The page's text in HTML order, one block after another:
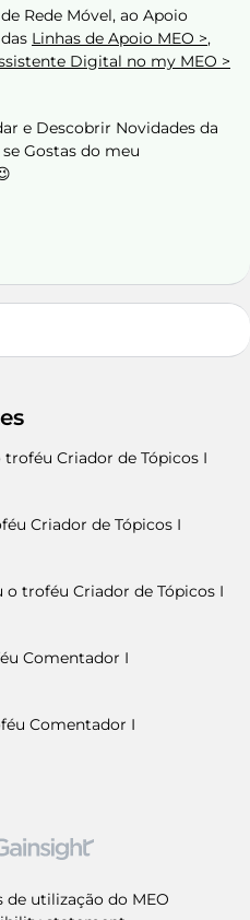
Rede Móvel, ao Apoio
Linhas de Apoio MEO >,
Digital no my MEO >
e Descobrir Novidades da
Gostas do meu
Criador de Tópicos I
Criador de Tópicos I
o troféu Criador de Tópicos I
Comentador I
Comentador I
de utilização do MEO